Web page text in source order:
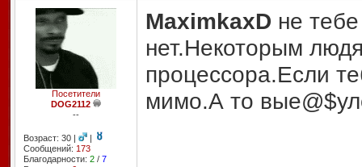
Посетители
DOG2112
--
Возраст: 30 |
|
Сообщений: 173
Благодарности: 2/ 7
MaximkaxD не
нет.Некоторым
процессора.Если
мимо.А то